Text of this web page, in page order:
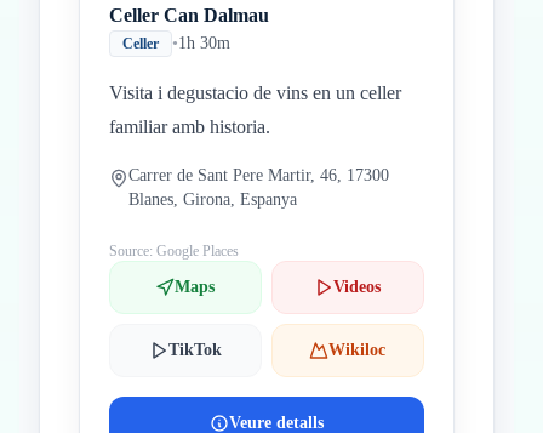
Celler Can Dalmau
Celler •1h 30m
Visita i degustacio de vins en un celler
familiar amb historia.
Carrer de Sant Pere Martir, 46, 17300
Blanes, Girona, Espanya
Source: Google Places
Maps Videos
TikTok Wikiloc
Veure detalls